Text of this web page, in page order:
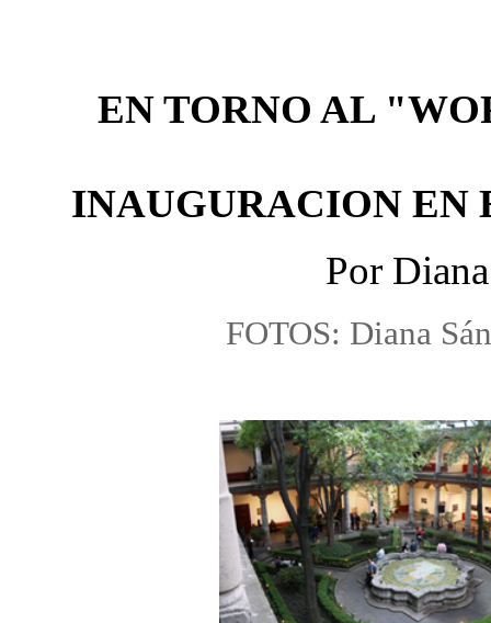
EN TORNO AL
INAUGURACION EN
Por
FOTOS: Diana